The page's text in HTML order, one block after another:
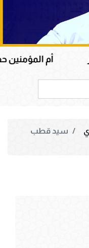
المؤمنين حفصة بنت
سيد قطب